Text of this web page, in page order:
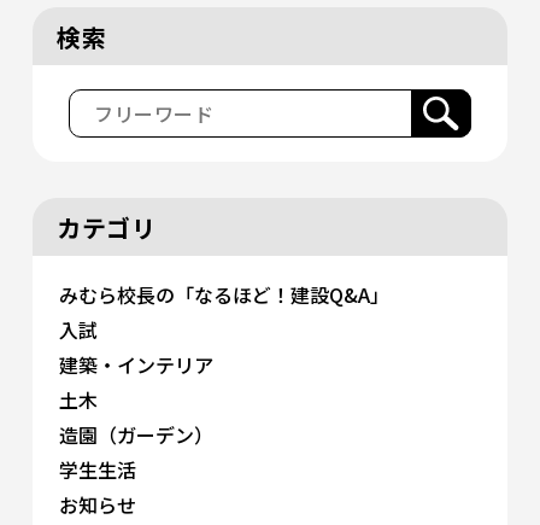
検索
カテゴリ
みむら校長の「なるほど！建設Q&A」
入試
建築・インテリア
土木
造園（ガーデン）
学生生活
お知らせ